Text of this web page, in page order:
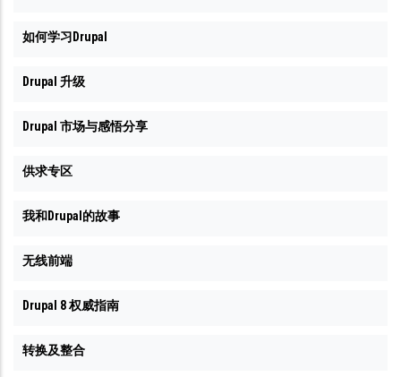
如何学习Drupal
Drupal 升级
Drupal 市场与感悟分享
供求专区
我和Drupal的故事
无线前端
Drupal 8 权威指南
转换及整合